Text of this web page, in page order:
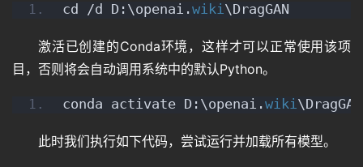
cd /d D:\openai.wiki\DragGAN
激活已创建的Conda环境，这样才可以正常使用该项
目，否则将会自动调用系统中的默认Python。
conda activate D:\openai.wiki
此时我们执行如下代码，尝试运行并加载所有模型。